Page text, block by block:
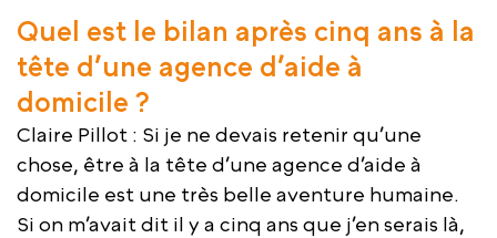
Quel est le bilan après cinq ans à la
tête d’une agence d’aide à
domicile ?
Claire Pillot : Si je ne devais retenir qu’une
chose, être à la tête d’une agence d’aide à
domicile est une très belle aventure humaine.
Si on m’avait dit il y a cinq ans que j’en serais là,